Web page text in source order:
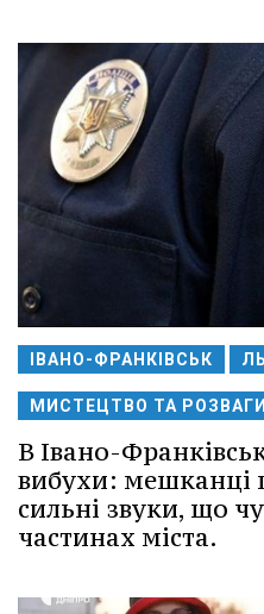
ІВАНО-ФРАНКІВСЬК
МИСТЕЦТВО ТА РОЗВАГИ
В Івано-
вибухи: мешканці
сильні звуки, що
частинах міста.